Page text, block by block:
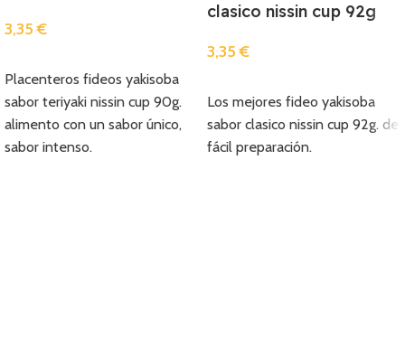
3,35€
Placenteros fideos yakisoba
sabor teriyaki nissin cup 90g.
alimento con un sabor único,
sabor intenso.
clasico nissin cup 92g
3,35€
Los mejores fideo yakisoba
sabor clasico nissin cup 92g. de
fácil preparación.